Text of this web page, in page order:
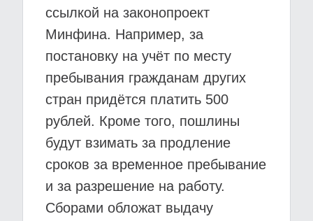
ссылкой на законопроект
Минфина. Например, за
постановку на учёт по месту
пребывания гражданам других
стран придётся платить 500
рублей. Кроме того, пошлины
будут взимать за продление
сроков за временное пребывание
и за разрешение на работу.
Сборами обложат выдачу